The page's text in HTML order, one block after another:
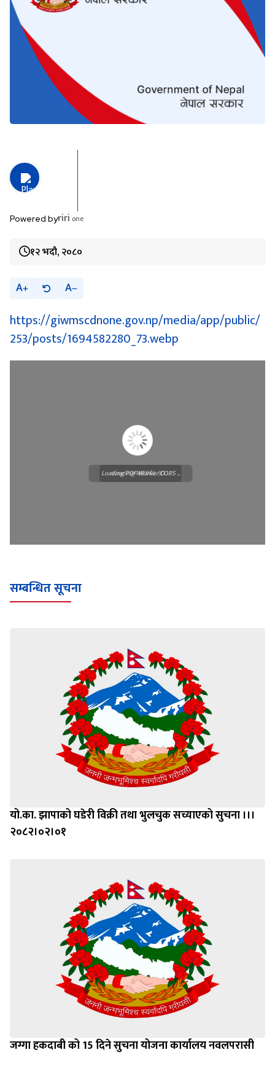
Powered byriri one
१२ भदौ, २०८०
A A
https://giwmscdnone.gov.np/media/app/public/
253/posts/1694582280_73.webp
Loading WEBGL 3D ...
Loading PDF Worker CORS ...
सम्बन्धित सूचना
यो.का. झापाको घडेरी विक्री तथा भुलचुक सच्याएको सुचना ।।।
२०८२।०२।०१
जग्गा हकदाबी को 15 दिने सुचना योजना कार्यालय नवलपरासी